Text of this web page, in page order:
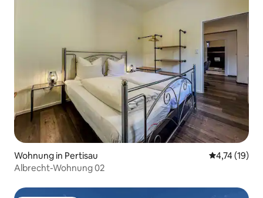
Wohnung in Pertisau
4,74 (19)
Albrecht-Wohnung 02